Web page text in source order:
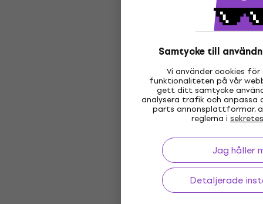
Samtycke till
Vi använder cookies
funktionaliteten på vår
gett ditt samtycke
analysera trafik och anpassa
parts annonsplattformar,
reglerna i
Jag håller
Detaljerade